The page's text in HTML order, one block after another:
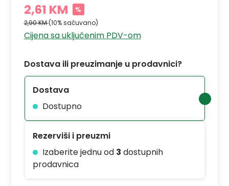
2,61 KM %
2,90 KM(10% sačuvano)
Cijena sa uključenim PDV-om
Dostava ili preuzimanje u prodavnici?
Dostava
Dostupno
Rezerviši i preuzmi
Izaberite jednu od 3 dostupnih
prodavnica